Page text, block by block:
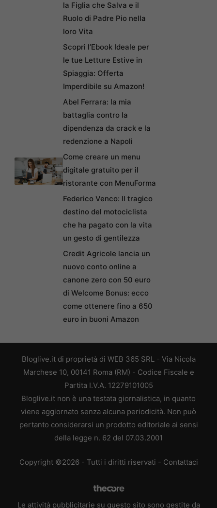
la Figlia che Salva e il
Ruolo di Padre Pio nella
loro Vita
Scopri l’Ebook Ideale per
le tue Letture Estive in
Spiaggia: Offerta
Imperdibile su Amazon!
Abel Ferrara: la mia
battaglia contro la
dipendenza da crack e la
redenzione a Napoli
Come creare un menu
digitale gratuito per il
ristorante con MenuForma
Federico Venco: Il tragico
destino del motociclista
che ha pagato con la vita
un gesto di gentilezza
Credit Agricole lancia un
nuovo conto online a
canone zero con 50 euro
di Welcome Bonus: ecco
come ottenere fino a 650
euro in buoni Amazon
Bloglive.it di proprietà di WEB 365 SRL - Via Nicola
Marchese 10, 00141 Roma (RM) - Codice Fiscale e
Partita I.V.A. 12279101005
Bloglive.it non è una testata giornalistica, in quanto
viene aggiornato senza alcuna periodicità. Non può
pertanto considerarsi un prodotto editoriale ai sensi
della legge n. 62 del 07.03.2001
Copyright ©2026 - Tutti i diritti riservati - Contattaci
Le attività pubblicitarie su questo sito sono gestite da